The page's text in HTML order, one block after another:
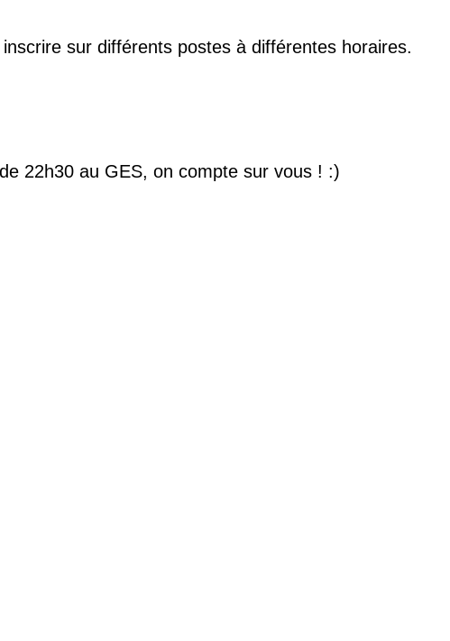
sur différents postes à différentes horaires.
22h30 au GES, on compte sur vous ! :)